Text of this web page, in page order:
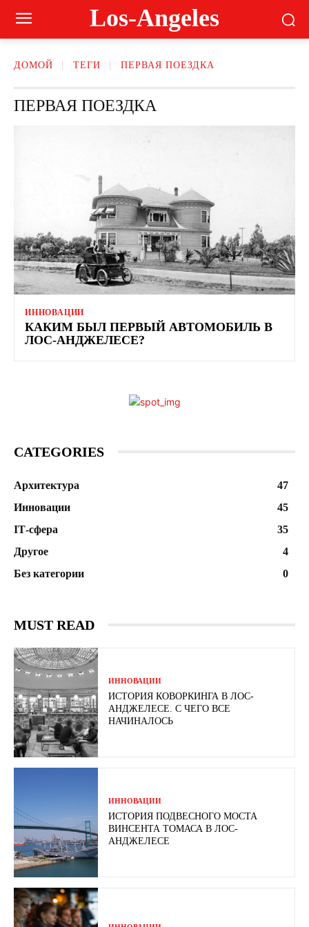
Los-Angeles
ДОМОЙ ТЕГИ ПЕРВАЯ ПОЕЗДКА
ПЕРВАЯ ПОЕЗДКА
ИННОВАЦИИ
КАКИМ БЫЛ ПЕРВЫЙ АВТОМОБИЛЬ В
ЛОС-АНДЖЕЛЕСЕ?
CATEGORIES
Архитектура
47
Инновации
45
ІТ-сфера
35
Другое
4
Без категории
0
MUST READ
ИННОВАЦИИ
ИСТОРИЯ КОВОРКИНГА В ЛОС-
АНДЖЕЛЕСЕ. С ЧЕГО ВСЕ
НАЧИНАЛОСЬ
ИННОВАЦИИ
ИСТОРИЯ ПОДВЕСНОГО МОСТА
ВИНСЕНТА ТОМАСА В ЛОС-
АНДЖЕЛЕСЕ